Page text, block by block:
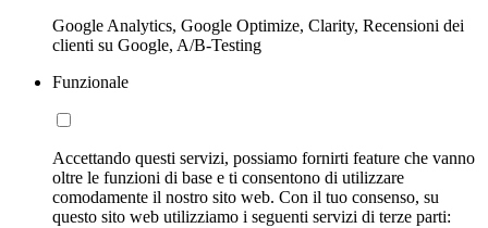
Google Analytics, Google Optimize, Clarity, Recensioni dei
clienti su Google, A/B-Testing
Funzionale
Accettando questi servizi, possiamo fornirti feature che vanno
oltre le funzioni di base e ti consentono di utilizzare
comodamente il nostro sito web. Con il tuo consenso, su
questo sito web utilizziamo i seguenti servizi di terze parti: